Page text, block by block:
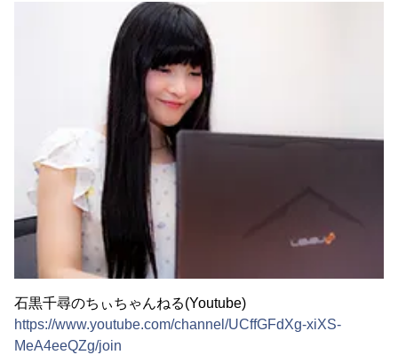
石黒千尋のちぃちゃんねる(Youtube)
https://www.youtube.com/channel/UCffGFdXg-xiXS-
MeA4eeQZg/join